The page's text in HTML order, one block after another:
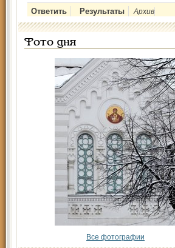
Архив
Фото дня
Все фотографии